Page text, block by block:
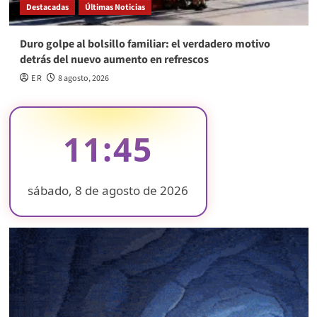
Destacadas Últimas Noticias
Duro golpe al bolsillo familiar: el verdadero motivo
detrás del nuevo aumento en refrescos
E R 8 agosto, 2026
11:45
sábado, 8 de agosto de 2026
❄
❄
❄
❄
❄
❄
❄